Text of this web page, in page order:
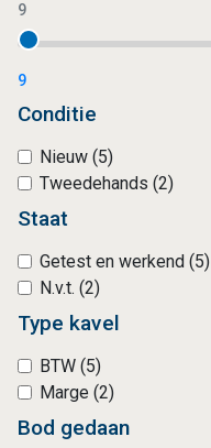
9
9
Conditie
Nieuw (5)
Tweedehands (2)
Staat
Getest en werkend (5)
N.v.t. (2)
Type kavel
BTW (5)
Marge (2)
Bod gedaan